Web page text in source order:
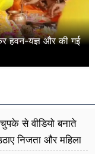
हवन-यज्ञ और की गई
से वीडियो बनाते
निजता और महिला